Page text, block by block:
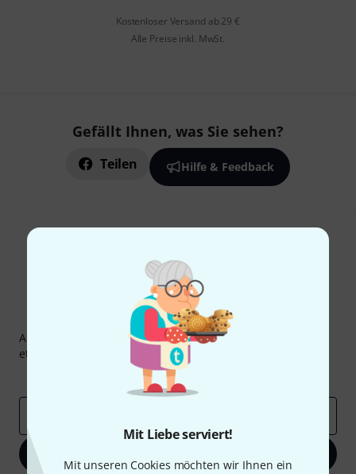
Mit Liebe serviert!
Mit unseren Cookies möchten wir Ihnen ein
Kostenloser Versand ab 29 €
Alle Preise inkl. MwSt.
Gefällt Ihnen, was Sie sehen?
Teilen Hilfe & Feedback
Thomann Newsletter
Abonniere den Thomann Newsletter und gewinne mit
etwas Glück einen von
50 Gutscheinen
Inspirierende Beiträge